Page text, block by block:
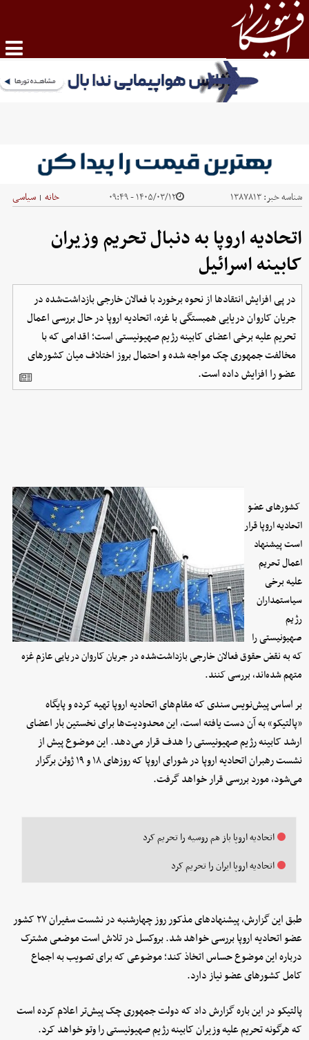
شناسه خبر:۱۳۸۷۸۱۳ ۱۴۰۵/۰۳/۱۲ - ۰۹:۴۹ خانه | سیاسی
اتحادیه اروپا به دنبال تحریم وزیران
کابینه اسرائیل
در پی افزایش انتقادها از نحوه برخورد با فعالان خارجی بازداشت‌شده در
جریان کاروان دریایی همبستگی با غزه، اتحادیه اروپا در حال بررسی اعمال
تحریم علیه برخی اعضای کابینه رژیم صهیونیستی است؛ اقدامی که با
مخالفت جمهوری چک مواجه شده و احتمال بروز اختلاف میان کشورهای
عضو را افزایش داده است.
کشورهای عضو
اتحادیه اروپا قرار
است پیشنهاد
اعمال تحریم
علیه برخی
سیاستمداران
رژیم
صهیونیستی را
که به نقض حقوق فعالان خارجی بازداشت‌شده در جریان کاروان دریایی عازم غزه
متهم شده‌اند، بررسی کنند.
بر اساس پیش‌نویس سندی که مقام‌های اتحادیه اروپا تهیه کرده و پایگاه
«پالتیکو» به آن دست یافته است، این محدودیت‌ها برای نخستین بار اعضای
ارشد کابینه رژیم صهیونیستی را هدف قرار می‌دهد. این موضوع پیش از
نشست رهبران اتحادیه اروپا در شورای اروپا که روزهای ۱۸ و ۱۹ ژوئن برگزار
می‌شود، مورد بررسی قرار خواهد گرفت.
اتحادیه اروپا باز هم روسیه را تحریم کرد
اتحادیه اروپا ایران را تحریم کرد
طبق این گزارش، پیشنهادهای مذکور روز چهارشنبه در نشست سفیران ۲۷ کشور
عضو اتحادیه اروپا بررسی خواهد شد. بروکسل در تلاش است موضعی مشترک
درباره این موضوع حساس اتخاذ کند؛ موضوعی که برای تصویب به اجماع
کامل کشورهای عضو نیاز دارد.
پالتیکو در این باره گزارش داد که دولت جمهوری چک پیش‌تر اعلام کرده است
که هرگونه تحریم علیه وزیران کابینه رژیم صهیونیستی را وتو خواهد کرد.